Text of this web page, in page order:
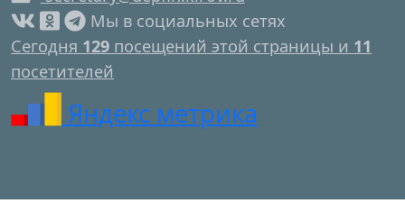
Мы в социальных сетях
Сегодня 129 посещений этой страницы и 11
посетителей
Яндекс метрика